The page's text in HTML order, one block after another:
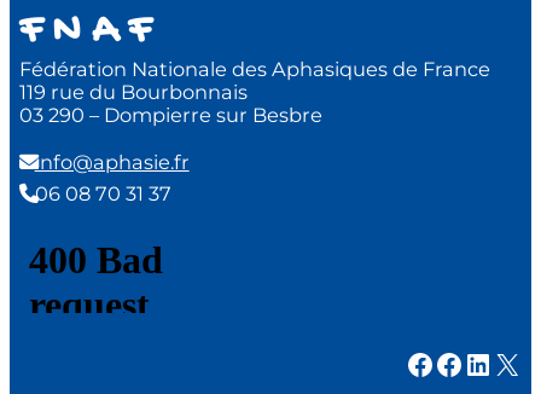
F N A F
Fédération Nationale des Aphasiques de France
119 rue du Bourbonnais
03 290 – Dompierre sur Besbre
info@aphasie.fr
06 08 70 31 37
Facebook Facebook LinkedIn X